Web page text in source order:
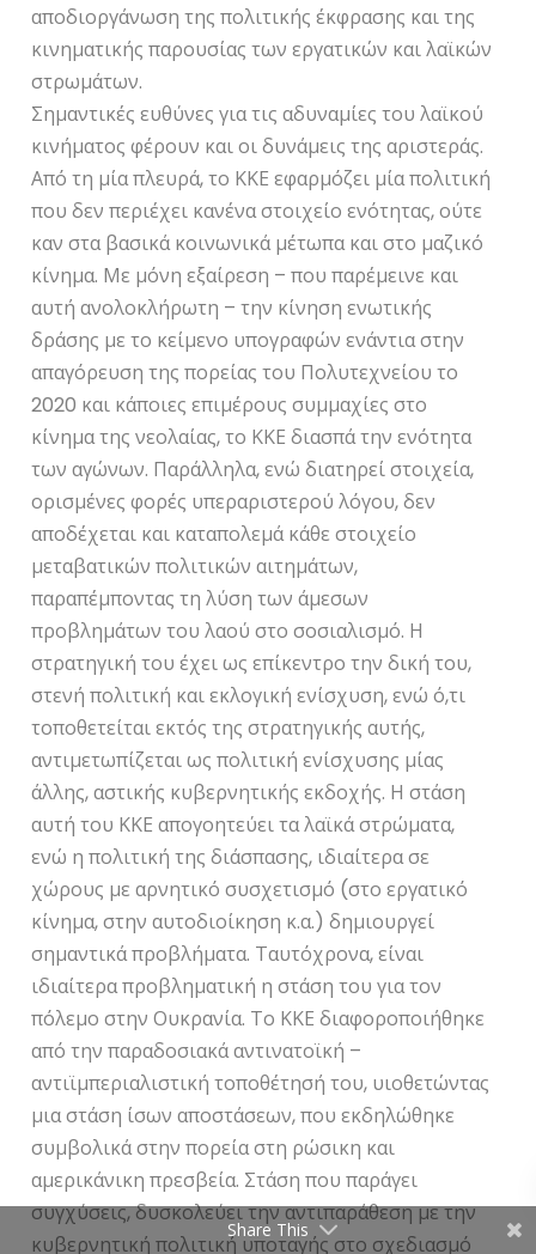
αποδιοργάνωση της πολιτικής έκφρασης και της
κινηματικής παρουσίας των εργατικών και λαϊκών
στρωμάτων.
Σημαντικές ευθύνες για τις αδυναμίες του λαϊκού
κινήματος φέρουν και οι δυνάμεις της αριστεράς.
Από τη μία πλευρά, το ΚΚΕ εφαρμόζει μία πολιτική
που δεν περιέχει κανένα στοιχείο ενότητας, ούτε
καν στα βασικά κοινωνικά μέτωπα και στο μαζικό
κίνημα. Με μόνη εξαίρεση – που παρέμεινε και
αυτή ανολοκλήρωτη – την κίνηση ενωτικής
δράσης με το κείμενο υπογραφών ενάντια στην
απαγόρευση της πορείας του Πολυτεχνείου το
2020 και κάποιες επιμέρους συμμαχίες στο
κίνημα της νεολαίας, το ΚΚΕ διασπά την ενότητα
των αγώνων. Παράλληλα, ενώ διατηρεί στοιχεία,
ορισμένες φορές υπεραριστερού λόγου, δεν
αποδέχεται και καταπολεμά κάθε στοιχείο
μεταβατικών πολιτικών αιτημάτων,
παραπέμποντας τη λύση των άμεσων
προβλημάτων του λαού στο σοσιαλισμό. Η
στρατηγική του έχει ως επίκεντρο την δική του,
στενή πολιτική και εκλογική ενίσχυση, ενώ ό,τι
τοποθετείται εκτός της στρατηγικής αυτής,
αντιμετωπίζεται ως πολιτική ενίσχυσης μίας
άλλης, αστικής κυβερνητικής εκδοχής. Η στάση
αυτή του ΚΚΕ απογοητεύει τα λαϊκά στρώματα,
ενώ η πολιτική της διάσπασης, ιδιαίτερα σε
χώρους με αρνητικό συσχετισμό (στο εργατικό
κίνημα, στην αυτοδιοίκηση κ.α.) δημιουργεί
σημαντικά προβλήματα. Ταυτόχρονα, είναι
ιδιαίτερα προβληματική η στάση του για τον
πόλεμο στην Ουκρανία. Το ΚΚΕ διαφοροποιήθηκε
από την παραδοσιακά αντινατοϊκή –
αντιϊμπεριαλιστική τοποθέτησή του, υιοθετώντας
μια στάση ίσων αποστάσεων, που εκδηλώθηκε
συμβολικά στην πορεία στη ρώσικη και
αμερικάνικη πρεσβεία. Στάση που παράγει
συγχύσεις, δυσκολεύει την αντιπαράθεση με την
κυβερνητική πολιτική υποταγής στο σχεδιασμό
Share This